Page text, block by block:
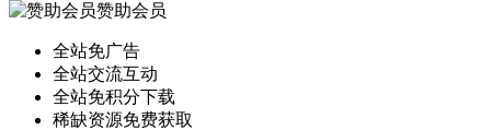
赞助会员
全站免广告
全站交流互动
全站免积分下载
稀缺资源免费获取